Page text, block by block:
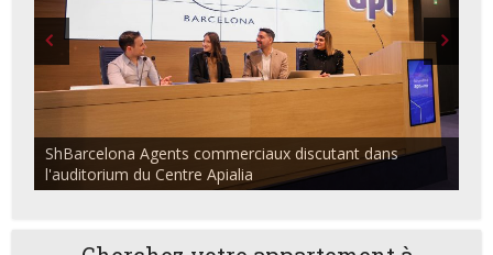
ShBarcelona Agents commerciaux discutant dans
l'auditorium du Centre Apialia